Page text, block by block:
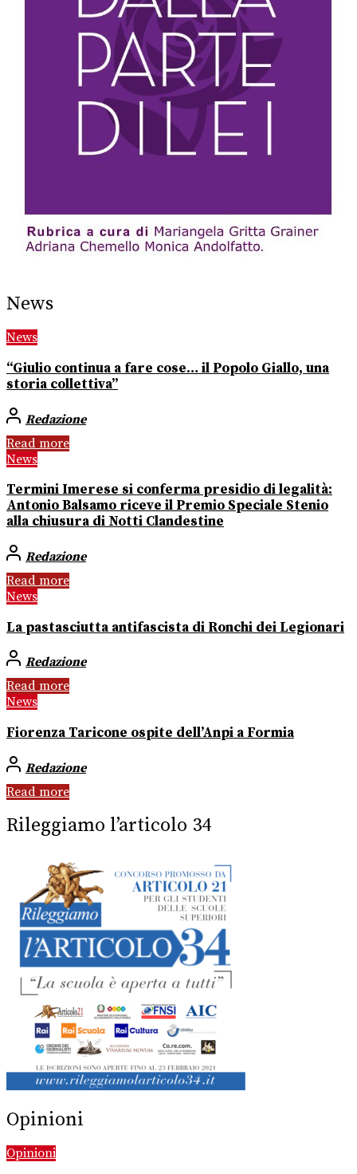
News
News
“Giulio continua a fare cose… il Popolo Giallo, una
storia collettiva”
Redazione
Read more
News
Termini Imerese si conferma presidio di legalità:
Antonio Balsamo riceve il Premio Speciale Stenio
alla chiusura di Notti Clandestine
Redazione
Read more
News
La pastasciutta antifascista di Ronchi dei Legionari
Redazione
Read more
News
Fiorenza Taricone ospite dell’Anpi a Formia
Redazione
Read more
Rileggiamo l’articolo 34
Opinioni
Opinioni